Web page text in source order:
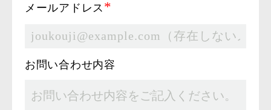
メールアドレス *
お問い合わせ内容